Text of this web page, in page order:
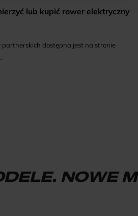
lub kupić rower elektryczny
dostępna jest na stronie
NOWE